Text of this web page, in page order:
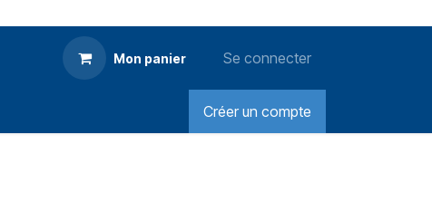
Mon panier Se connecter
Créer un compte